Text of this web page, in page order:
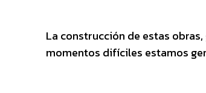
La construcción de estas
momentos difíciles estamos